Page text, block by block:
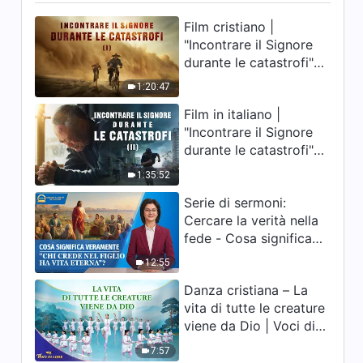
1:20:47
Film cristiano |
"Incontrare il Signore
durante le catastrofi"
precipizio, dove è
diretta l'umanità?
1:35:52
Film in italiano |
"Incontrare il Signore
durante le catastrofi"
Come possiamo
entrare nel Regno di
Dio?
12:55
Serie di sermoni:
Cercare la verità nella
fede - Cosa significa
eterna"?
7:57
Danza cristiana – La
vita di tutte le creature
viene da Dio | Voci di